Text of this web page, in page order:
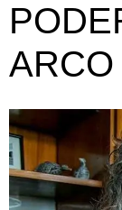
ARCO